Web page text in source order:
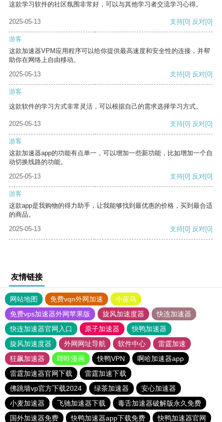
这款学习软件的社区氛围非常好，可以与其他学习者交流学习心得。
2025-05-13 支持[0] 反对[0]
游客
这款加速器VPM应用程序可以给你提供最高速度和安全性的连接，并帮
助你在网络上自由移动。
2025-05-13
支持[0] 反对[0]
游客
这款软件的学习方式非常灵活，可以根据自己的需求选择学习方式。
2025-05-13 支持[0] 反对[0]
游客
这款加速器app的功能有点单一，可以增加一些新功能，比如增加一个自
动切换线路的功能。
2025-05-13
支持[0] 反对[0]
游客
这款app是我购物的得力助手，让我能够找到最优惠的价格，买到最合适
的商品。
2025-05-13
支持[0] 反对[0]
友情链接
网站地图 免费vqn外网加速
小蓝鸟
免费vps加速器外网苹果版
旋风加速度器
快连加速器
快连加速器官网入口
原子加速器
快鸭加速器
旋风加速度器
外网网址导航 软件中心
雷霆加速
狂飙加速器
哔咔漫画 快鸭VPN
啊哈加速器app
雷霆加速器官网下载
雷霆加速下载
佛跳墙vp官方下载2024
绿茶加速器
安心加速器
小麦加速器
飞驰加速器下载
毒舌加速器破解版永久免费
国外加速器免费
快鸭加速器app下载免费 快鸭加速器官网